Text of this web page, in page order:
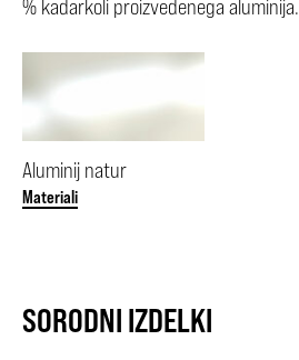
% kadarkoli proizvedenega aluminija.
Aluminij natur
Materiali
SORODNI IZDELKI